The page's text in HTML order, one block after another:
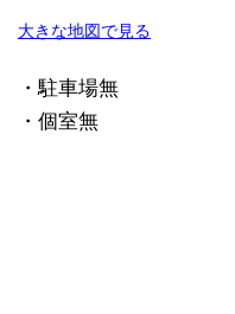
大きな地図で見る
・駐車場無
・個室無